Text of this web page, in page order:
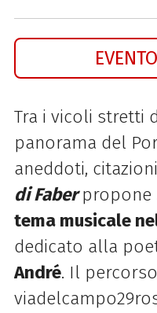
Tra i vicoli stretti
panorama del
aneddoti,
di Faberpropone
tema musicale
dedicato alla
André. Il